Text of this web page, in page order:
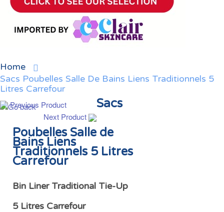
Home
Sacs Poubelles Salle De Bains Liens Traditionnels 5
Litres Carrefour
Previous Product
Next Product
Sacs
Poubelles Salle de
Bains Liens
Traditionnels 5 Litres
Carrefour
Bin Liner Traditional Tie-Up
5 Litres Carrefour